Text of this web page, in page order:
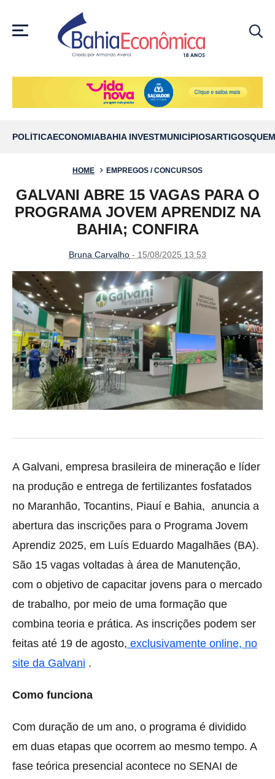
MENU
POLÍTICAECONOMIABAHIA INVESTMUNICÍPIOSARTIGOS
HOME EMPREGOS / CONCURSOS
GALVANI ABRE 15 VAGAS PARA O
PROGRAMA JOVEM APRENDIZ NA
BAHIA; CONFIRA
Bruna Carvalho - 15/08/2025 13:53
A Galvani, empresa brasileira de mineração e líder
na produção e entrega de fertilizantes fosfatados
no Maranhão, Tocantins, Piauí e Bahia, anuncia a
abertura das inscrições para o Programa Jovem
Aprendiz 2025, em Luís Eduardo Magalhães (BA).
São 15 vagas voltadas à área de Manutenção,
com o objetivo de capacitar jovens para o mercado
de trabalho, por meio de uma formação que
combina teoria e prática. As inscrições podem ser
feitas até 19 de agosto, exclusivamente online, no
site da Galvani .
Como funciona
Com duração de um ano, o programa é dividido
em duas etapas que ocorrem ao mesmo tempo. A
fase teórica presencial acontece no SENAI de